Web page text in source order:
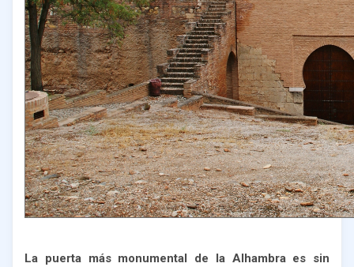
La puerta más monumental de la Alhambra es sin